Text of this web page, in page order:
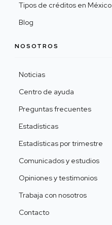
Tipos de créditos en México
Blog
NOSOTROS
Noticias
Centro de ayuda
Preguntas frecuentes
Estadísticas
Estadísticas por trimestre
Comunicados y estudios
Opiniones y testimonios
Trabaja con nosotros
Contacto